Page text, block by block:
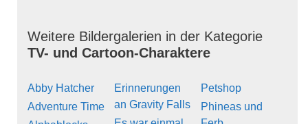
Weitere Bildergalerien in der Kategorie
TV- und Cartoon-Charaktere
Abby Hatcher
Adventure Time
Erinnerungen
an Gravity Falls
Petshop
Phineas und